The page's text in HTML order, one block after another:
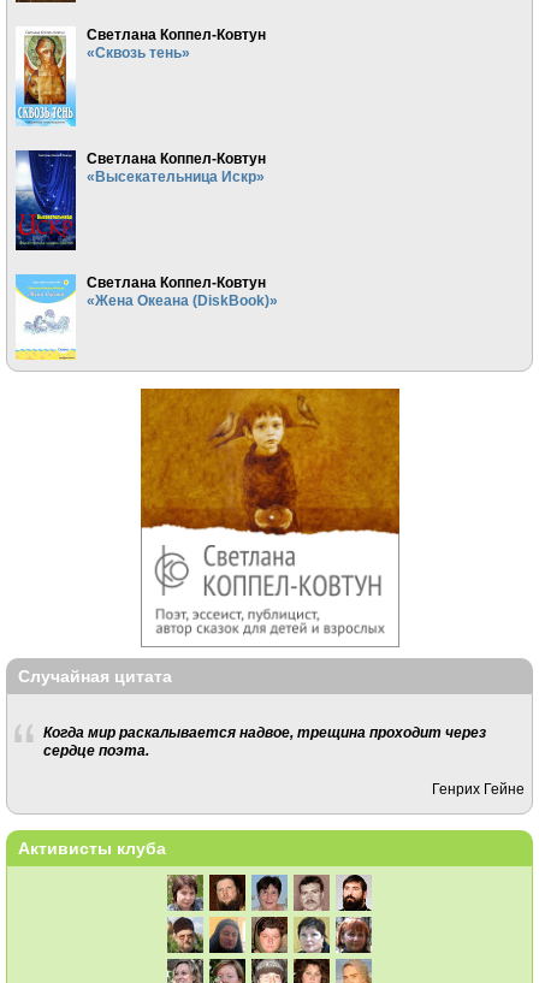
Светлана Коппел-Ковтун
«Сквозь тень»
Светлана Коппел-Ковтун
«Высекательница Искр»
Светлана Коппел-Ковтун
«Жена Океана (DiskBook)»
Случайная цитата
Когда мир раскалывается надвое, трещина проходит через
сердце поэта.
Генрих Гейне
Активисты клуба